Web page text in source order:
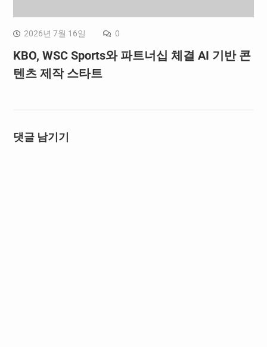
2026년 7월 16일 0
KBO, WSC Sports와 파트너십 체결 AI 기반 콘
텐츠 제작 스타트
댓글 남기기